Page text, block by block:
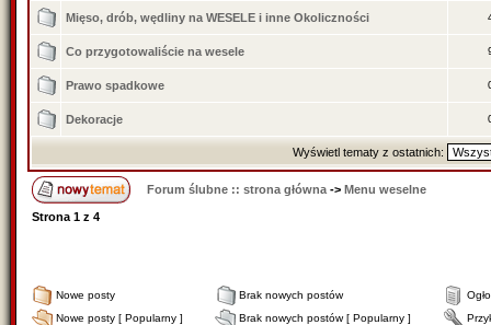
Mięso, drób, wędliny na WESELE i inne Okoliczności
Co przygotowaliście na wesele
Prawo spadkowe
Dekoracje
Wyświetl tematy z ostatnich:
Forum ślubne :: strona główna -> Menu weselne
Strona 1 z 4
Nowe posty Brak nowych postów
Nowe posty [ Popularny ]
Brak nowych postów [ Popularny ]